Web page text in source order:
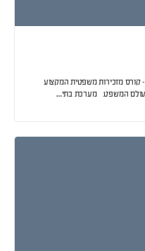
פירוט נושאים – קורס מזכירות משפטית: חלק 1 – קורס מזכירות משפטית המקצוע